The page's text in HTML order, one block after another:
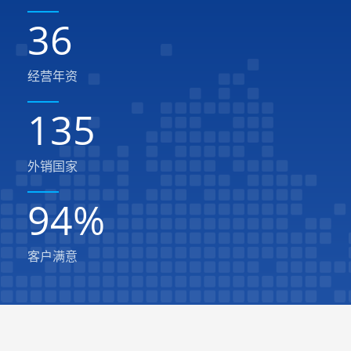
36
经营年资
135
外销国家
94%
客户满意